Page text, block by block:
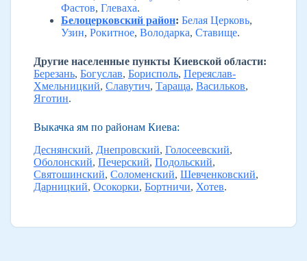
Фастов, Глеваха.
Белоцерковский район: Белая Церковь,
Узин, Рокитное, Володарка, Ставище.
Другие населенные пункты Киевской области:
Березань, Богуслав, Борисполь, Переяслав-
Хмельницкий, Славутич, Тараща, Васильков,
Яготин.
Выкачка ям по районам Киева:
Деснянский, Днепровский, Голосеевский,
Оболонский, Печерский, Подольский,
Святошинский, Соломенский, Шевченковский,
Дарницкий, Осокорки, Бортничи, Хотев.